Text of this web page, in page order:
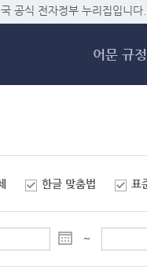
메
공식 전자정부 누리집입니다.
어문 규정
한글 맞춤법 표
~